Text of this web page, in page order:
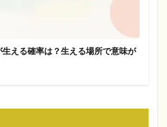
える確率は？生える場所で意味が